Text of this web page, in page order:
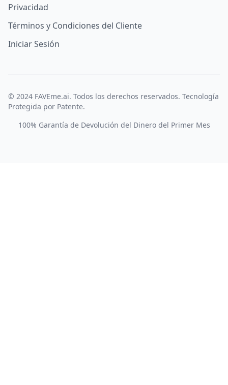
Privacidad
Términos y Condiciones del Cliente
Iniciar Sesión
© 2024 FAVEme.ai. Todos los derechos reservados. Tecnología
Protegida por Patente.
100% Garantía de Devolución del Dinero del Primer Mes